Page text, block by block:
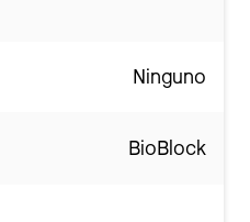
Ninguno
BioBlock